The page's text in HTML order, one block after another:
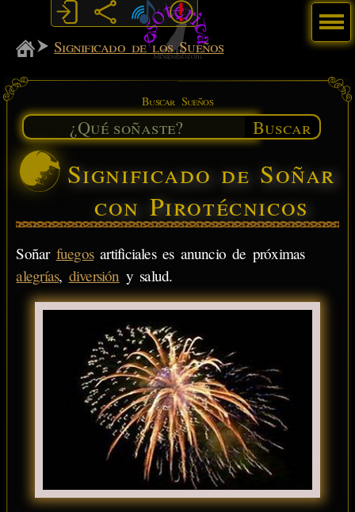
MiSabueso
Significado de los Sueños
Buscar Sueños
Buscar
Significado de Soñar
con Pirotécnicos
Soñar fuegosartificiales es anuncio de próximas
alegrías, diversión y salud.
Menú